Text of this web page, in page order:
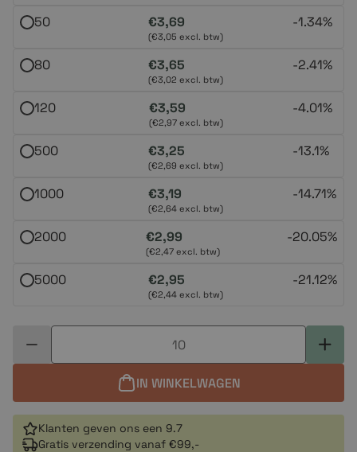
50 €3,69
(€3,05 excl. btw)
-1.34%
80 €3,65
(€3,02 excl. btw)
-2.41%
120 €3,59
(€2,97 excl. btw)
-4.01%
500 €3,25
(€2,69 excl. btw)
-13.1%
1000 €3,19
(€2,64 excl. btw)
-14.71%
2000 €2,99
(€2,47 excl. btw)
-20.05%
5000 €2,95
(€2,44 excl. btw)
-21.12%
IN WINKELWAGEN
Klanten geven ons een 9.7
Gratis verzending vanaf €99,-